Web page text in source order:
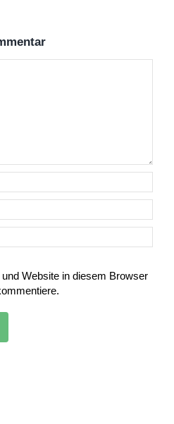
Website in diesem Browser